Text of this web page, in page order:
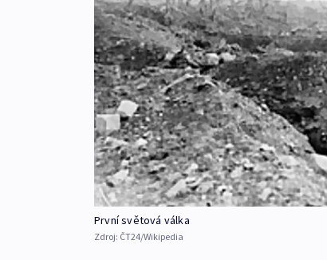
První světová válka
Zdroj: ČT24/Wikipedia